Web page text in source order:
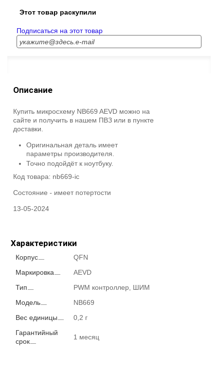
Этот товар раскупили
Подписаться на этот товар
Описание
Купить микросхему NB669 AEVD можно на
сайте и получить в нашем ПВЗ или в пункте
доставки.
Оригинальная деталь имеет
параметры производителя.
Точно подойдёт к ноутбуку.
Код товара: nb669-ic
Состояние - имеет потертости
13-05-2024
Характеристики
Корпус
QFN
Маркировка
AEVD
Тип
PWM контроллер, ШИМ
Модель
NB669
Вес единицы
0,2 г
Гарантийный
срок
1 месяц